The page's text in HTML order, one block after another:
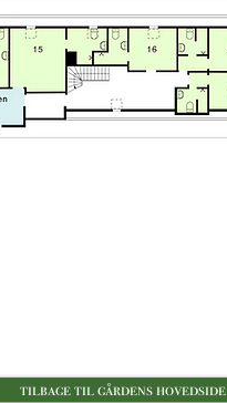
tilbage til gårdens hovedside